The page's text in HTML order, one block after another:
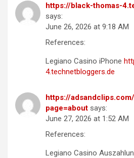
https://black-thomas-
says:
June 26, 2026 at 9:18 AM
References:
Legiano Casino iPhone
4.technetbloggers.de
https://
page=about says:
June 27, 2026 at 1:52 AM
References:
Legiano Casino